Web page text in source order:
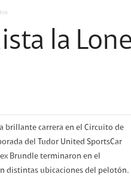
la
brillante carrera en el Circuito de
del Tudor United SportsCar
Brundle terminaron en el
distintas ubicaciones del pelotón.